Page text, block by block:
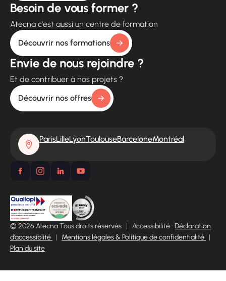
Besoin de vous former ?
Atecna c'est aussi un centre de formation
Découvrir nos formations
Envie de nous rejoindre ?
Et de contribuer à nos projets ?
Découvrir nos offres
ParisLilleLyonToulouseBarceloneMontréal
© 2026 Atecna Tous droits réservés | Accessibilité : Déclaration
d’accessiblité | Mentions légales & Politique de confidentialité |
Plan du site